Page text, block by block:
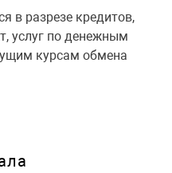
в разрезе кредитов,
услуг по денежным
курсам обмена